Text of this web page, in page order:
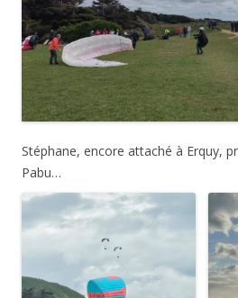
Stéphane, encore attaché à Erquy,
Pabu…